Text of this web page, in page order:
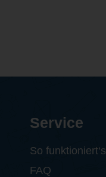
Service
So funktioniert‘s
FAQ